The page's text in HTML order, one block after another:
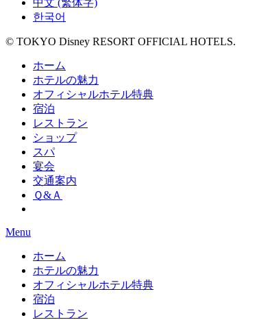
中文 (繁体字)
한국어
© TOKYO Disney RESORT OFFICIAL HOTELS.
ホーム
ホテルの魅力
オフィシャルホテル特典
宿泊
レストラン
ショップ
スパ
宴会
交通案内
Ｑ&Ａ
Menu
ホーム
ホテルの魅力
オフィシャルホテル特典
宿泊
レストラン